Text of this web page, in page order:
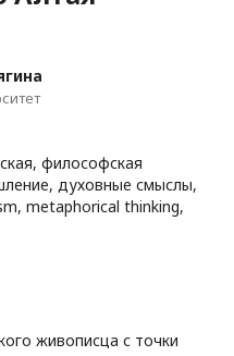
философская
духовные смыслы,
metaphorical thinking,
живописца с точки